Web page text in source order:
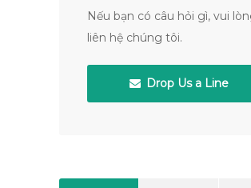
Nếu bạn có câu hỏi gì, vui
liên hệ chúng tôi.
Drop Us a Line